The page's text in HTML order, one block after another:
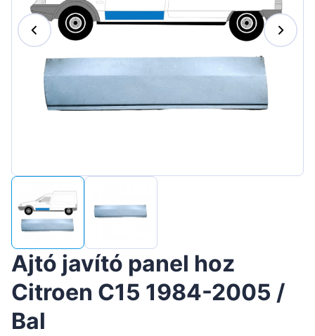
Suomen
Lietuvių
Português
Ajtó javító panel hoz
Citroen C15 1984-2005 /
Bal